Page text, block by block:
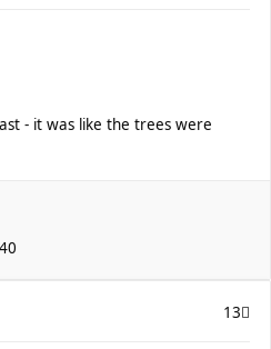
- it was like the trees were
13